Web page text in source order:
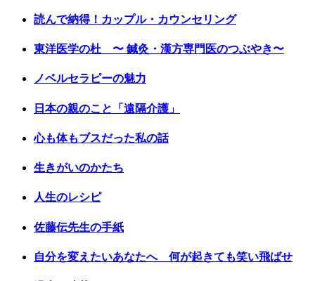
読んで納得！カップル・カウンセリング
東洋医学の杜 〜 鍼灸・漢方専門医のつぶやき〜
ノベルセラピーの魅力
日本の親のこと「遠隔介護」
心も体もブスだった私の話
生きがいのかたち
人生のレシピ
佐藤伝先生の手紙
自分を変えたいあなたへ 何が起きても笑い飛ばせ